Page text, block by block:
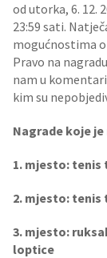
od utorka, 6. 12.
23:59 sati.
mogućnostima
Pravo na
nam u
kim su
Nagrade koje
1. mjesto: tenis
2. mjesto: tenis
3. mjesto:
loptice